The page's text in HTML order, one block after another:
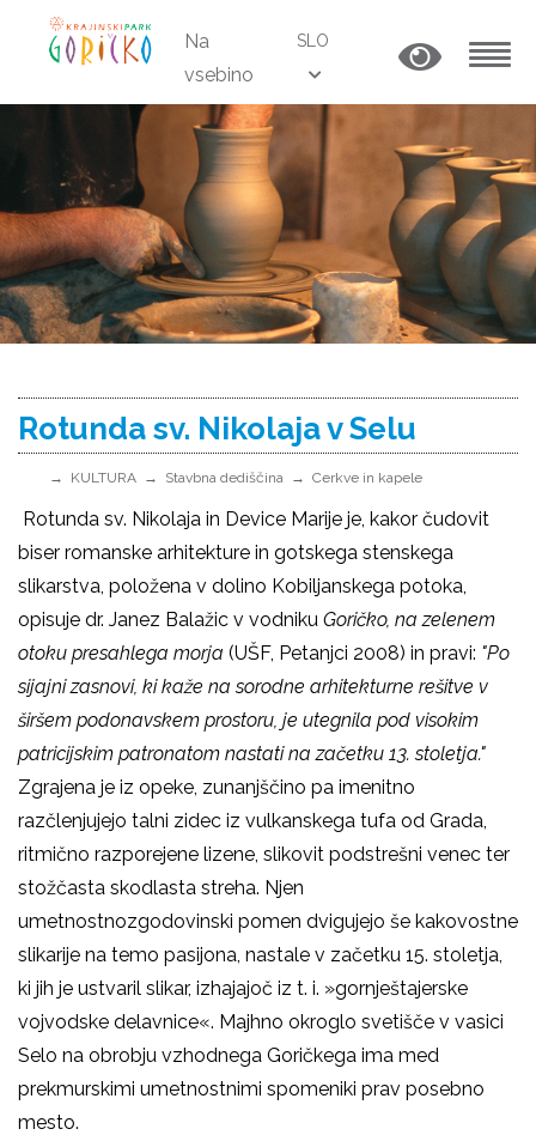
Na
vsebino
SLO
Rotunda sv. Nikolaja v Selu
KULTURA Stavbna dediščina Cerkve in kapele
Rotunda sv. Nikolaja in Device Marije je, kakor čudovit
biser romanske arhitekture in gotskega stenskega
slikarstva, položena v dolino Kobiljanskega potoka,
opisuje dr. Janez Balažic v vodniku Goričko, na zelenem
otoku presahlega morja (UŠF, Petanjci 2008) in pravi: "Po
sijajni zasnovi, ki kaže na sorodne arhitekturne rešitve v
širšem podonavskem prostoru, je utegnila pod visokim
patricijskim patronatom nastati na začetku 13. stoletja."
Zgrajena je iz opeke, zunanjščino pa imenitno
razčlenjujejo talni zidec iz vulkanskega tufa od Grada,
ritmično razporejene lizene, slikovit podstrešni venec ter
stožčasta skodlasta streha. Njen
umetnostnozgodovinski pomen dvigujejo še kakovostne
slikarije na temo pasijona, nastale v začetku 15. stoletja,
ki jih je ustvaril slikar, izhajajoč iz t. i. »gornještajerske
vojvodske delavnice«. Majhno okroglo svetišče v vasici
Selo na obrobju vzhodnega Goričkega ima med
prekmurskimi umetnostnimi spomeniki prav posebno
mesto.